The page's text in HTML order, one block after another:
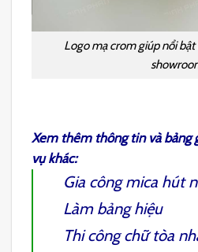
Logo mạ crom giúp nổi
Xem thêm thông tin và bảng
vụ khác:
Gia công mica hút
Làm bảng hiệu
Thi côngchữ tòa